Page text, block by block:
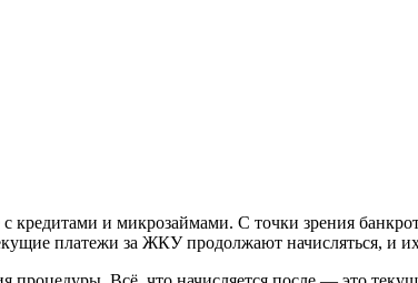
кредитами и микрозаймами. С точки зрения
платежи за ЖКУ продолжают начисляться, и